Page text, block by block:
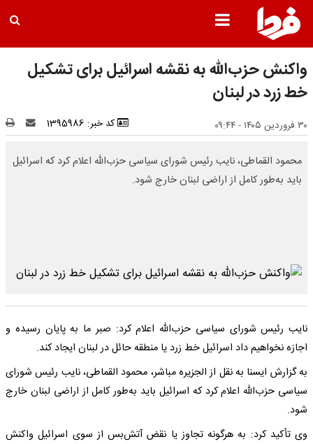
واکنش حزب‌الله به نقشه اسرائیل برای تشکیل
خط زرد در لبنان
۳۰ فروردین ۱۴۰۵ - ۰۹:۴۴ کد خبر: 1395986
محمود القماطی، نایب‌ رئیس شورای سیاسی حزب‌الله اعلام کرد که اسرائیل
باید به‌طور کامل از اراضی لبنان خارج شود.
نایب‌ رئیس شورای سیاسی حزب‌الله اعلام کرد: صبر ما به پایان رسیده و
اجازه نخواهیم داد اسرائیل خط زرد یا منطقه حائل در لبنان ایجاد کند.
به گزارش ایسنا به نقل از الجزیره مباشر، محمود القماطی، نایب‌ رئیس شورای
سیاسی حزب‌الله اعلام کرد که اسرائیل باید به‌طور کامل از اراضی لبنان خارج
شود.
وی تأکید کرد: به هرگونه تجاوز یا نقض آتش‌بس از سوی اسرائیل واکنش